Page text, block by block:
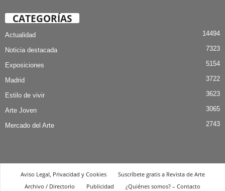
CATEGORÍAS
Actualidad 14494
Noticia destacada 7323
Exposiciones 5154
Madrid 3722
Estilo de vivir 3623
Arte Joven 3065
Mercado del Arte 2743
Aviso Legal, Privacidad y Cookies
Suscríbete gratis a Revista de Arte
Archivo / Directorio
Publicidad ¿Quiénes somos? – Contacto